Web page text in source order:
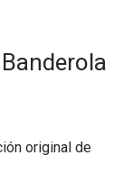
original de